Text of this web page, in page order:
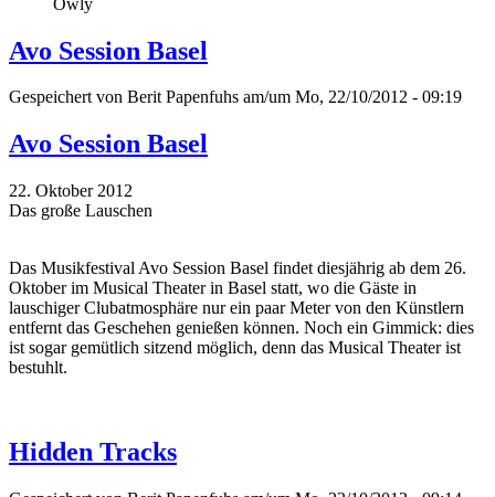
Avo Session Basel
Gespeichert von Berit Papenfuhs am/um Mo, 22/10/2012 - 09:19
Avo Session Basel
22. Oktober 2012
Das große Lauschen
Das Musikfestival Avo Session Basel findet diesjährig ab dem 26.
Oktober im Musical Theater in Basel statt, wo die Gäste in
lauschiger Clubatmosphäre nur ein paar Meter von den Künstlern
entfernt das Geschehen genießen können. Noch ein Gimmick: dies
ist sogar gemütlich sitzend möglich, denn das Musical Theater ist
bestuhlt.
Hidden Tracks